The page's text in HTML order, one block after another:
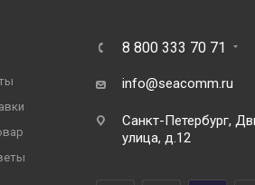
8 800 333 70 71
info@seacomm.ru
Санкт-Петербург,
улица, д.12